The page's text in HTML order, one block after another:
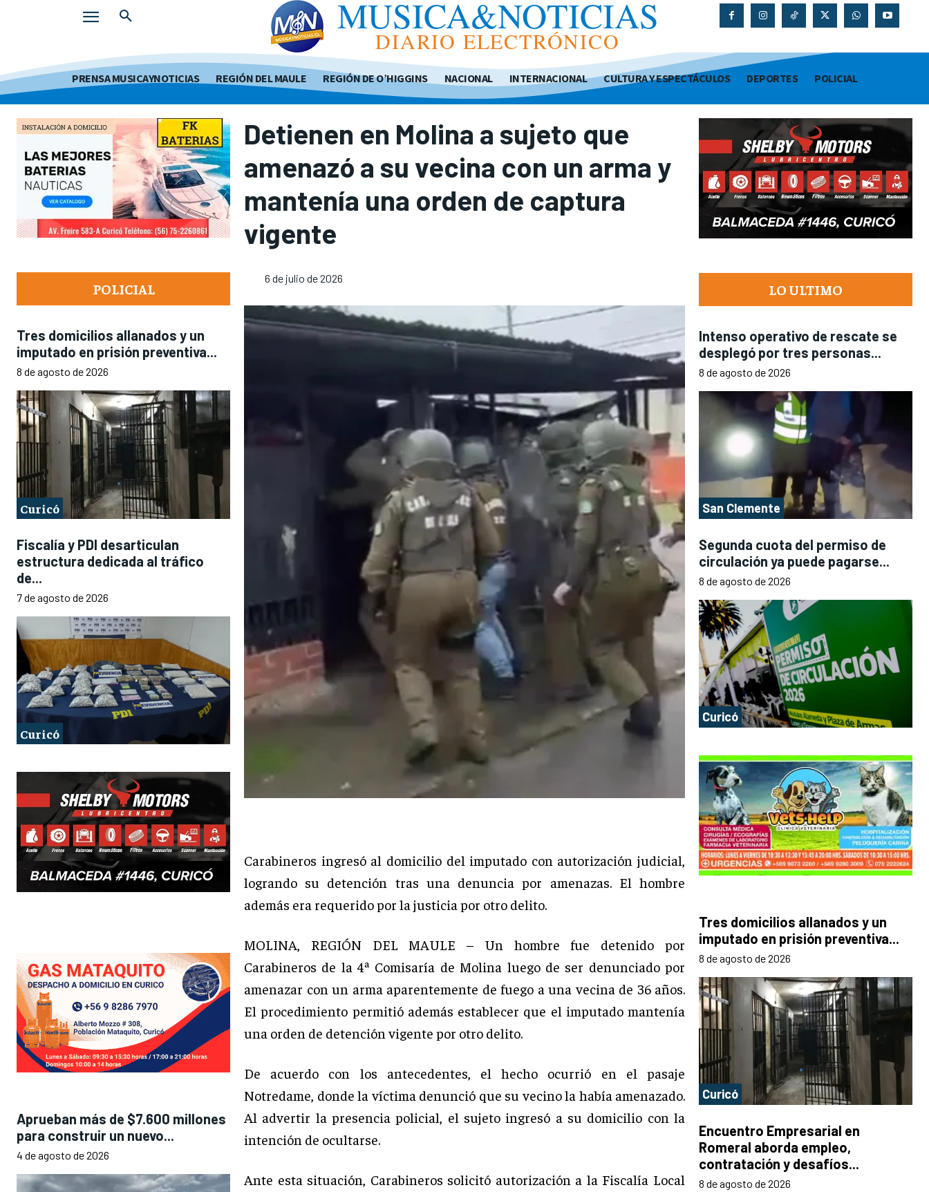
MUSICA&NOTICIAS
DIARIO ELECTRÓNICO
PRENSA MUSICAYNOTICIAS REGIÓN DEL MAULE REGIÓN DE O’HIGGINS NACIONAL INTERNACIONAL CULTURA Y ESPECTÁCULOS DEPORTES POLICIAL
POLICIAL
Tres domicilios allanados y un
imputado en prisión preventiva...
8 de agosto de 2026
Curicó
Fiscalía y PDI desarticulan
estructura dedicada al tráfico
de...
7 de agosto de 2026
Curicó
Aprueban más de $7.600 millones
para construir un nuevo...
4 de agosto de 2026
Detienen en Molina a sujeto que
amenazó a su vecina con un arma y
mantenía una orden de captura
vigente
6 de julio de 2026
Carabineros ingresó al domicilio del imputado con autorización judicial,
logrando su detención tras una denuncia por amenazas. El hombre
además era requerido por la justicia por otro delito.
MOLINA, REGIÓN DEL MAULE – Un hombre fue detenido por
Carabineros de la 4ª Comisaría de Molina luego de ser denunciado por
amenazar con un arma aparentemente de fuego a una vecina de 36 años.
El procedimiento permitió además establecer que el imputado mantenía
una orden de detención vigente por otro delito.
De acuerdo con los antecedentes, el hecho ocurrió en el pasaje
Notredame, donde la víctima denunció que su vecino la había amenazado.
Al advertir la presencia policial, el sujeto ingresó a su domicilio con la
intención de ocultarse.
Ante esta situación, Carabineros solicitó autorización a la Fiscalía Local
LO ULTIMO
Intenso operativo de rescate se
desplegó por tres personas...
8 de agosto de 2026
San Clemente
Segunda cuota del permiso de
circulación ya puede pagarse...
8 de agosto de 2026
Curicó
Tres domicilios allanados y un
imputado en prisión preventiva...
8 de agosto de 2026
Curicó
Encuentro Empresarial en
Romeral aborda empleo,
contratación y desafíos...
8 de agosto de 2026